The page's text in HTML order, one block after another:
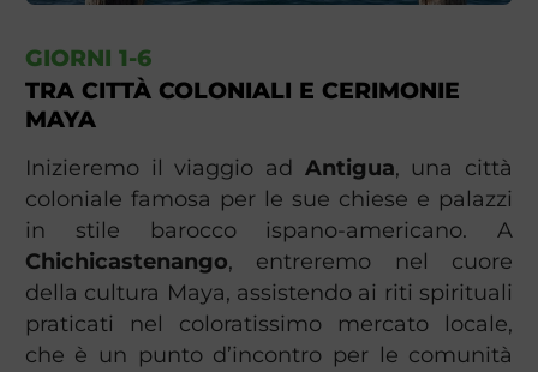
GIORNI 1-6
TRA CITTÀ COLONIALI E CERIMONIE
MAYA
Inizieremo il viaggio ad Antigua, una città
coloniale famosa per le sue chiese e palazzi
in stile barocco ispano-americano. A
Chichicastenango, entreremo nel cuore
della cultura Maya, assistendo ai riti spirituali
praticati nel coloratissimo mercato locale,
che è un punto d’incontro per le comunità